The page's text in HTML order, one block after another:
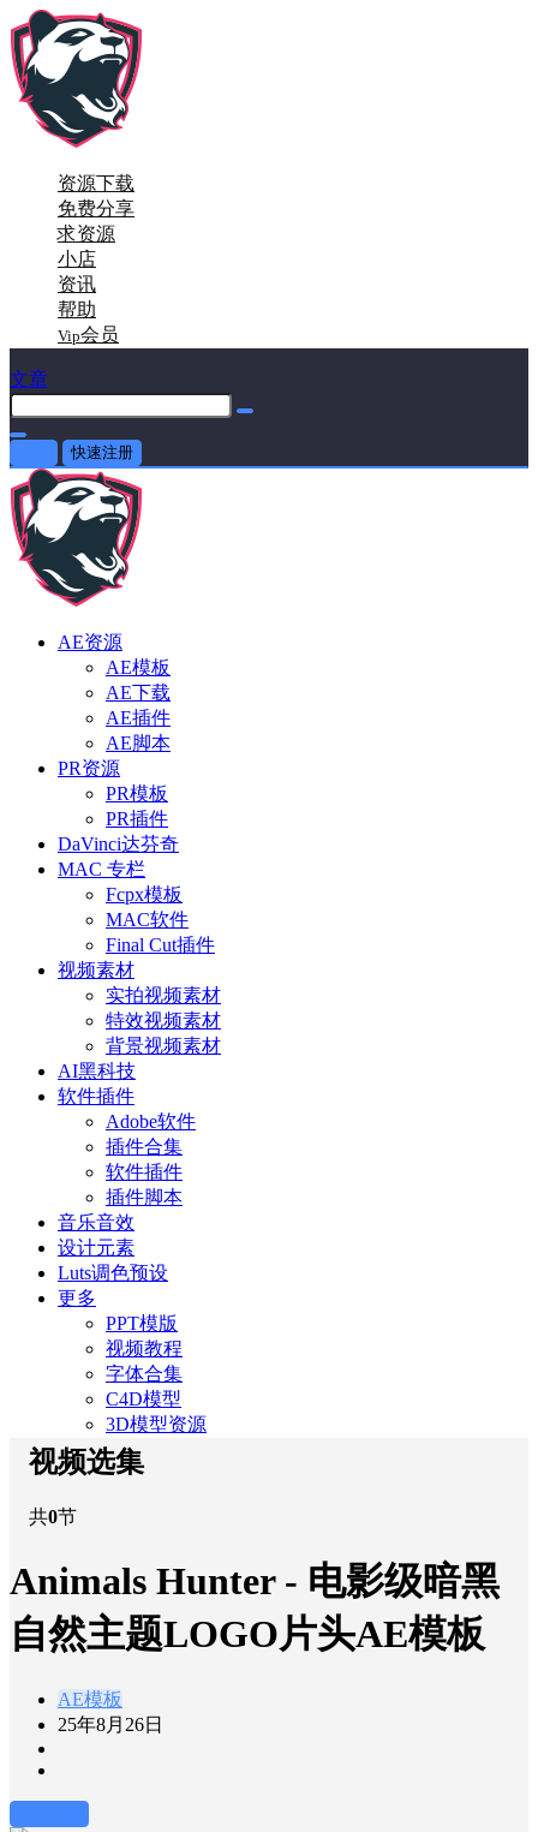
资源下载
免费分享
求资源
小店
资讯
帮助
Vip会员
文章
快速注册
AE资源
AE模板
AE下载
AE插件
AE脚本
PR资源
PR模板
PR插件
DaVinci达芬奇
MAC 专栏
Fcpx模板
MAC软件
Final Cut插件
视频素材
实拍视频素材
特效视频素材
背景视频素材
AI黑科技
软件插件
Adobe软件
插件合集
软件插件
插件脚本
音乐音效
设计元素
Luts调色预设
更多
PPT模版
视频教程
字体合集
C4D模型
3D模型资源
视频选集
共0节
Animals Hunter - 电影级暗黑
自然主题LOGO片头AE模板
AE模板
25年8月26日